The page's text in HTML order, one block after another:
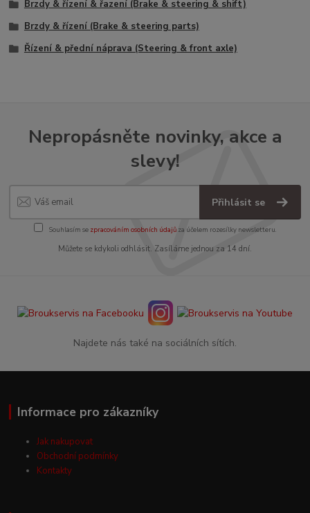
Brzdy & řízení & řazení (Brake & steering & shift)
Brzdy & řízení (Brake & steering parts)
Řízení & přední náprava (Steering & front axle)
Nepropásněte novinky, akce a
slevy!
Přihlásit se
Souhlasím se zpracováním osobních údajůza účelem rozesílky newsletteru.
Můžete se kdykoli odhlásit. Zasíláme jednou za 14 dní.
Najdete nás také na sociálních sítích.
Informace pro zákazníky
Jak nakupovat
Obchodní podmínky
Kontakty